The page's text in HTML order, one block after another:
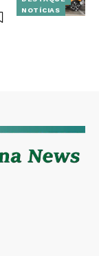
NOTÍCIAS